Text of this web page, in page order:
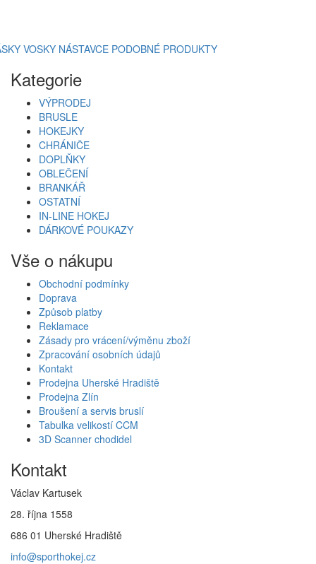
VOSKY NÁSTAVCE PODOBNÉ PRODUKTY
Kategorie
VÝPRODEJ
BRUSLE
HOKEJKY
CHRÁNIČE
DOPLŇKY
OBLEČENÍ
BRANKÁŘ
OSTATNÍ
IN-LINE HOKEJ
DÁRKOVÉ POUKAZY
Vše o nákupu
Obchodní podmínky
Doprava
Způsob platby
Reklamace
Zásady pro vrácení/výměnu zboží
Zpracování osobních údajů
Kontakt
Prodejna Uherské Hradiště
Prodejna Zlín
Broušení a servis bruslí
Tabulka velikostí CCM
3D Scanner chodidel
Kontakt
Václav Kartusek
28. října 1558
686 01 Uherské Hradiště
info@sporthokej.cz